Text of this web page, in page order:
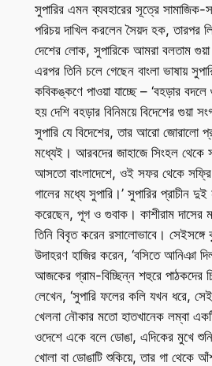
সুপারির এমন ব্যবহারের সূত্রে সামাজিক-
পরিচয় দাখিল করলেন সৈয়দ হক, তারপর
দেশের লোক, সুপারিকে আমরা বলতাম
এরপর তিনি চলে গেছেন বাংলা ভাষায়
কবিকঙ্কণে পাওয়া যাচ্ছে – ‘বহড়ার
হয় দেশি বহড়ার বিনিময়ে বিদেশের গুয়া
সুপারি যে বিদেশের, তার আরো জোরালো
মধ্যেই। আরবদের জাহাজে সিংহল থেকে
আসতো বাংলাদেশে, ওই সফর থেকে
গালের মধ্যে সুপারি।’ সুপারির প্রাচীন
করেছেন, পূগ ও গুবাক। কাশীরাম দাসের
তিনি বিবৃত করেন রসালোভাবে। সেইসঙ্গে
উদাহরণ হাজির করেন, ‘বসিতে আনিঞা
আজকের গ্রাম-বিচ্ছিন্ন শহুরে পাঠকদের
লেখেন, ‘সুপারি ফলের কলি যখন ধরে,
খেলনা নৌকার মতো হাতখানেক লম্বা
ওদেশে একে বলে ডোঙা, এদিকের মুখে
খোলা বা ডোঙাটি শুকিয়ে, তার গা থেকে